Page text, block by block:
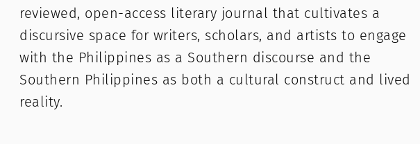
reviewed, open-access literary journal that cultivates a
discursive space for writers, scholars, and artists to engage
with the Philippines as a Southern discourse and the
Southern Philippines as both a cultural construct and lived
reality.